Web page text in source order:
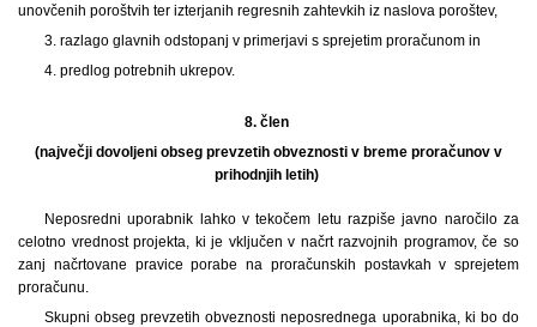
unovčenih poroštvih ter izterjanih regresnih zahtevkih iz naslova poroštev,
3. razlago glavnih odstopanj v primerjavi s sprejetim proračunom in
4. predlog potrebnih ukrepov.
8. člen
(največji dovoljeni obseg prevzetih obveznosti v breme proračunov v
prihodnjih letih)
Neposredni uporabnik lahko v tekočem letu razpiše javno naročilo za
celotno vrednost projekta, ki je vključen v načrt razvojnih programov, če so
zanj načrtovane pravice porabe na proračunskih postavkah v sprejetem
proračunu.
Skupni obseg prevzetih obveznosti neposrednega uporabnika, ki bo do